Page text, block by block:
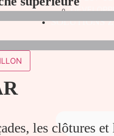
SOLUTIONS
les clôtures